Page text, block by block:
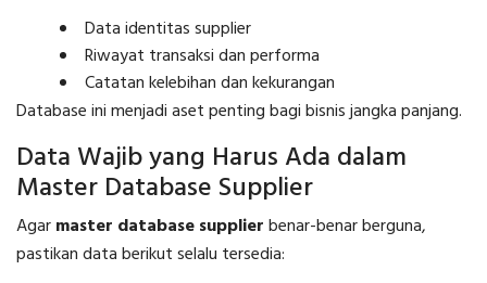
Data identitas supplier
Riwayat transaksi dan performa
Catatan kelebihan dan kekurangan
Database ini menjadi aset penting bagi bisnis jangka panjang.
Data Wajib yang Harus Ada dalam
Master Database Supplier
Agarmaster database supplierbenar-benar berguna,
pastikan data berikut selalu tersedia: